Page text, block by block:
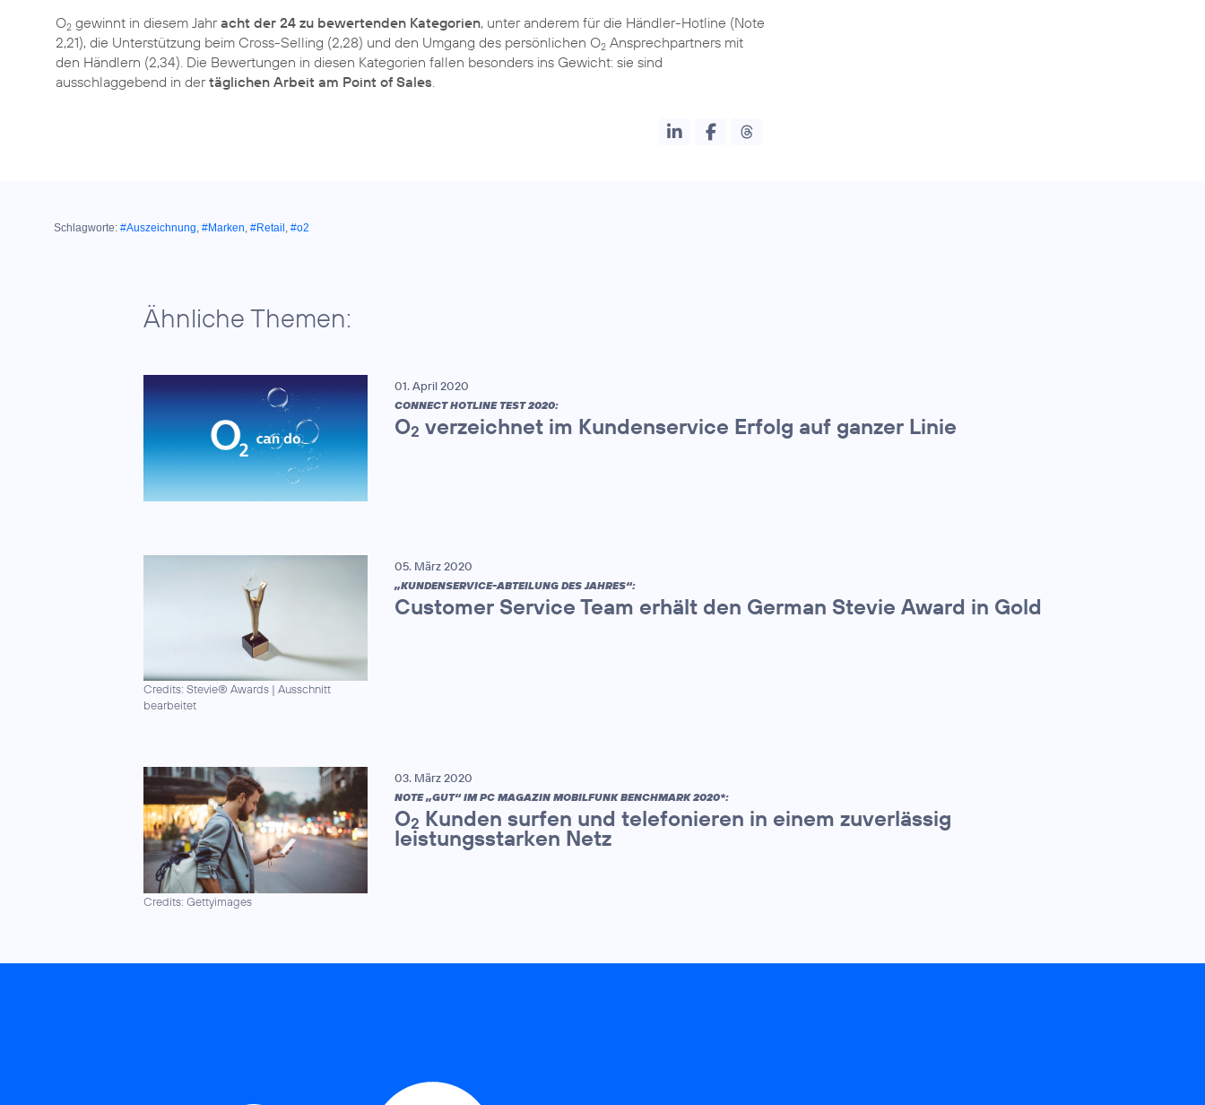
O2 gewinnt in diesem Jahracht der 24 zu bewertenden Kategorien, unter anderem für die Händler-Hotline (Note
2,21), die Unterstützung beim Cross-Selling (2,28) und den Umgang des persönlichen O2 Ansprechpartners mit
den Händlern (2,34). Die Bewertungen in diesen Kategorien fallen besonders ins Gewicht: sie sind
ausschlaggebend in dertäglichen Arbeit am Point of Sales
Schlagworte: #Auszeichnung, #Marken, #Retail , #o2
Ähnliche Themen:
01. April 2020
CONNECT HOTLINE TEST 2020:
O2 verzeichnet im Kundenservice Erfolg auf ganzer Linie
Credits: Stevie® Awards | Ausschnitt
bearbeitet
05. März 2020
„KUNDENSERVICE-ABTEILUNG DES JAHRES“:
Customer Service Team erhält den German Stevie Award in Gold
Credits: Gettyimages
03. März 2020
NOTE „GUT“ IM PC MAGAZIN MOBILFUNK BENCHMARK 2020*:
O2 Kunden surfen und telefonieren in einem zuverlässig
leistungsstarken Netz